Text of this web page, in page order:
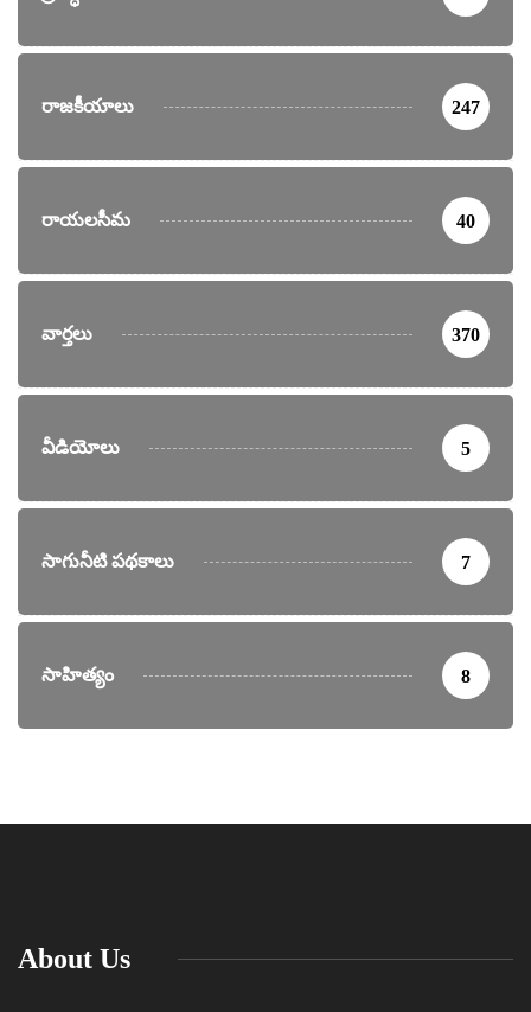
రాజకీయాలు 247
రాయలసీమ 40
వార్తలు 370
వీడియోలు 5
సాగునీటి పథకాలు 7
సాహిత్యం 8
About Us